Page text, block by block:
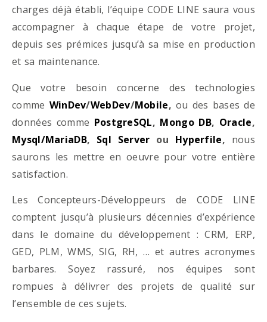
charges déjà établi, l’équipe CODE LINE saura vous
accompagner à chaque étape de votre projet,
depuis ses prémices jusqu’à sa mise en production
et sa maintenance.
Que votre besoin concerne des technologies
comme WinDev/WebDev/Mobile, ou des bases de
données comme PostgreSQL, Mongo DB, Oracle,
Mysql/MariaDB, Sql Server ou Hyperfile, nous
saurons les mettre en oeuvre pour votre entière
satisfaction.
Les Concepteurs-Développeurs de CODE LINE
comptent jusqu’à plusieurs décennies d’expérience
dans le domaine du développement : CRM, ERP,
GED, PLM, WMS, SIG, RH, … et autres acronymes
barbares. Soyez rassuré, nos équipes sont
rompues à délivrer des projets de qualité sur
l’ensemble de ces sujets.